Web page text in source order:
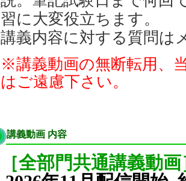
習に大変役立ちます。
講義内容に対する質問は
※講義動画の無断転用、
はご遠慮下さい。
講義動画 内容
［全部門共通講義動画